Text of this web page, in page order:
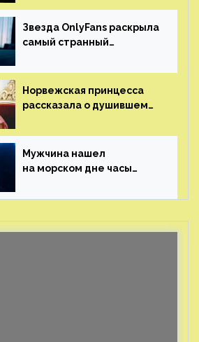
Звезда OnlyFans раскрыла
самый странный
от фаната
Норвежская принцесса
рассказала о душившем
генерала
Мужчина нашел
на морском дне часы
рублей с помощью